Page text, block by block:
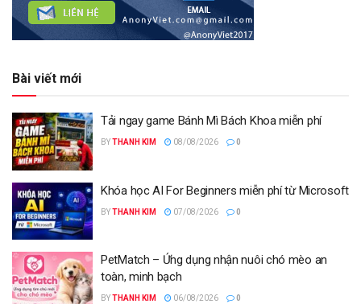
Bài viết mới
Tải ngay game Bánh Mì Bách Khoa miễn phí
BYTHANH KIM 08/08/2026 0
Khóa học AI For Beginners miễn phí từ Microsoft
BYTHANH KIM 07/08/2026 0
PetMatch – Ứng dụng nhận nuôi chó mèo an
toàn, minh bạch
BYTHANH KIM 06/08/2026 0